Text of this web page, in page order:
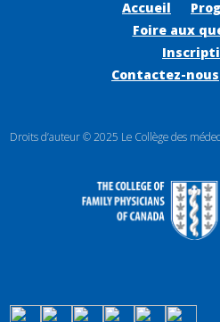
Accueil
Foire aux
Contactez-nous
Droits d’auteur © 2025 Le Collège des